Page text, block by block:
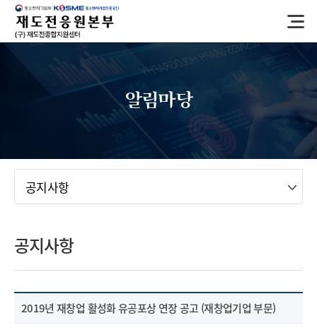
영
알림마당
공지사항
공지사항
2019년 재창업 활성화 유공포상 연장 공고 (재창업기업 부문)